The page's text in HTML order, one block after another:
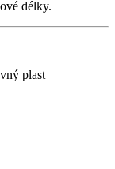
délky.
plast